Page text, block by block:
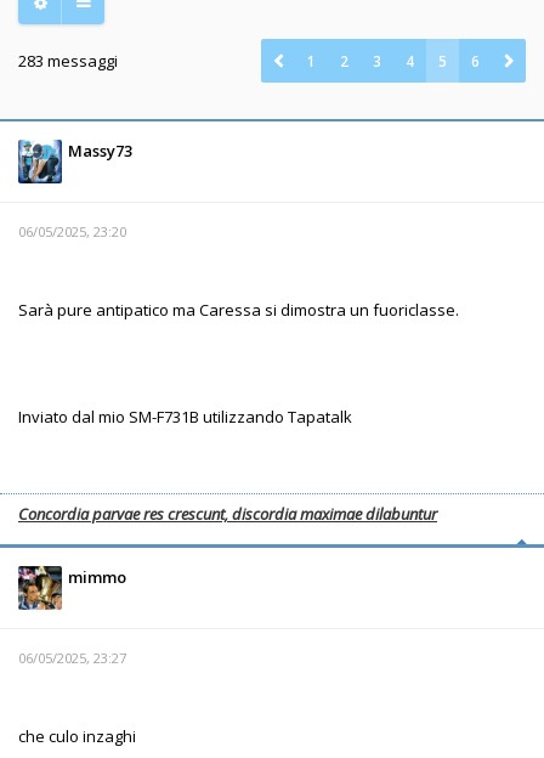
283 messaggi 1 2 3 4 5 6
Massy73
06/05/2025, 23:20
Sarà pure antipatico ma Caressa si dimostra un fuoriclasse.
Inviato dal mio SM-F731B utilizzando Tapatalk
Concordia parvae res crescunt, discordia maximae dilabuntur
mimmo
06/05/2025, 23:27
che culo inzaghi